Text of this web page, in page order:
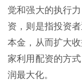
觉和强大的执行
资，则是指投资
本金，从而扩大
家利用配资的方
润最大化。